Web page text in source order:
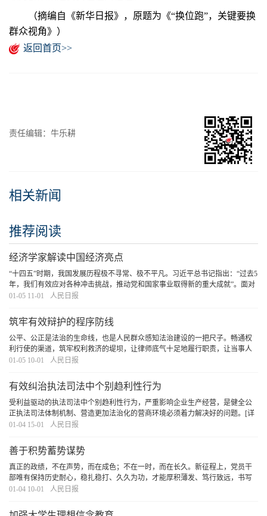
（摘编自《新华日报》，原题为《“换位跑”，关键要换
群众视角》）
返回首页>>
责任编辑：牛乐耕
相关新闻
推荐阅读
经济学家解读中国经济亮点
“十四五”时期，我国发展历程极不寻常、极不平凡。习近平总书记指出：“过去5
年，我们有效应对各种冲击挑战，推动党和国家事业取得新的重大成就”。面对
错综复杂的国际形势和艰巨繁重的国内改革发展稳定任务，我们党团结带领全
01-05 11-01 人民日报
筑牢有效辩护的程序防线
公平、公正是法治的生命线，也是人民群众感知法治建设的一把尺子。畅通权
利行使的渠道，筑牢权利救济的堤坝，让律师底气十足地履行职责，让当事人
的合法权益得到专业辩护，让每一起案件都彰显公平正义，法治中国的根基必
01-05 10-01 人民日报
有效纠治执法司法中个别趋利性行为
受利益驱动的执法司法中个别趋利性行为，严重影响企业生产经营，是健全公
正执法司法体制机制、营造更加法治化的营商环境必须着力解决好的问题。 [详
细]
01-04 15-01 人民日报
善于积势蓄势谋势
真正的政绩，不在声势，而在成色；不在一时，而在长久。新征程上，党员干
部唯有保持历史耐心，稳扎稳打、久久为功，才能厚积薄发、笃行致远，书写
不负历史和人民的答卷。
01-04 10-01 人民日报